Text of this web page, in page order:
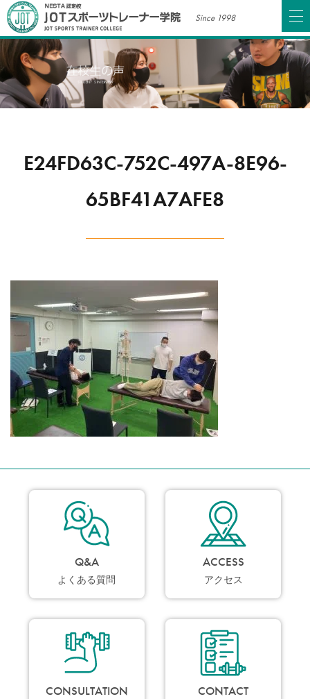
Since 1998
E24FD63C-752C-497A-8E96-
65BF41A7AFE8
Q&A
よくある質問
ACCESS
アクセス
CONSULTATION CONTACT